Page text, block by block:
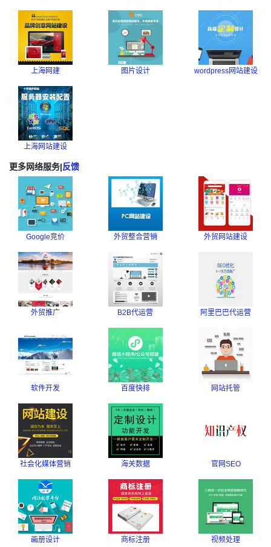
上海网建 图片设计 wordpress网站建设
上海网站建设
更多网络服务|反馈
Google竞价 外贸整合营销 外贸网站建设
外贸推广 B2B代运营 阿里巴巴代运营
软件开发 百度快排 网站托管
社会化媒体营销 海关数据 官网SEO
画册设计 商标注册 视频处理